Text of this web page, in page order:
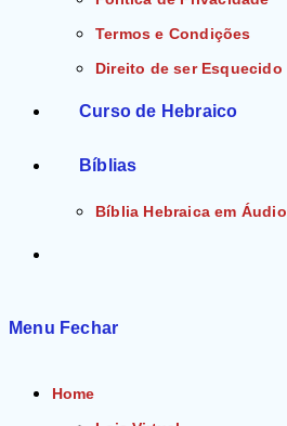
Termos e Condições
Direito de ser Esquecido
Curso de Hebraico
Bíblias
Bíblia Hebraica em Áudio
Menu Fechar
Home